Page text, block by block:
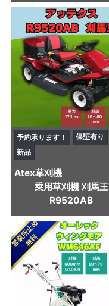
予約承ります！
保証有り
新品
Atex草刈機
乗用草刈機 刈馬王
R9520AB